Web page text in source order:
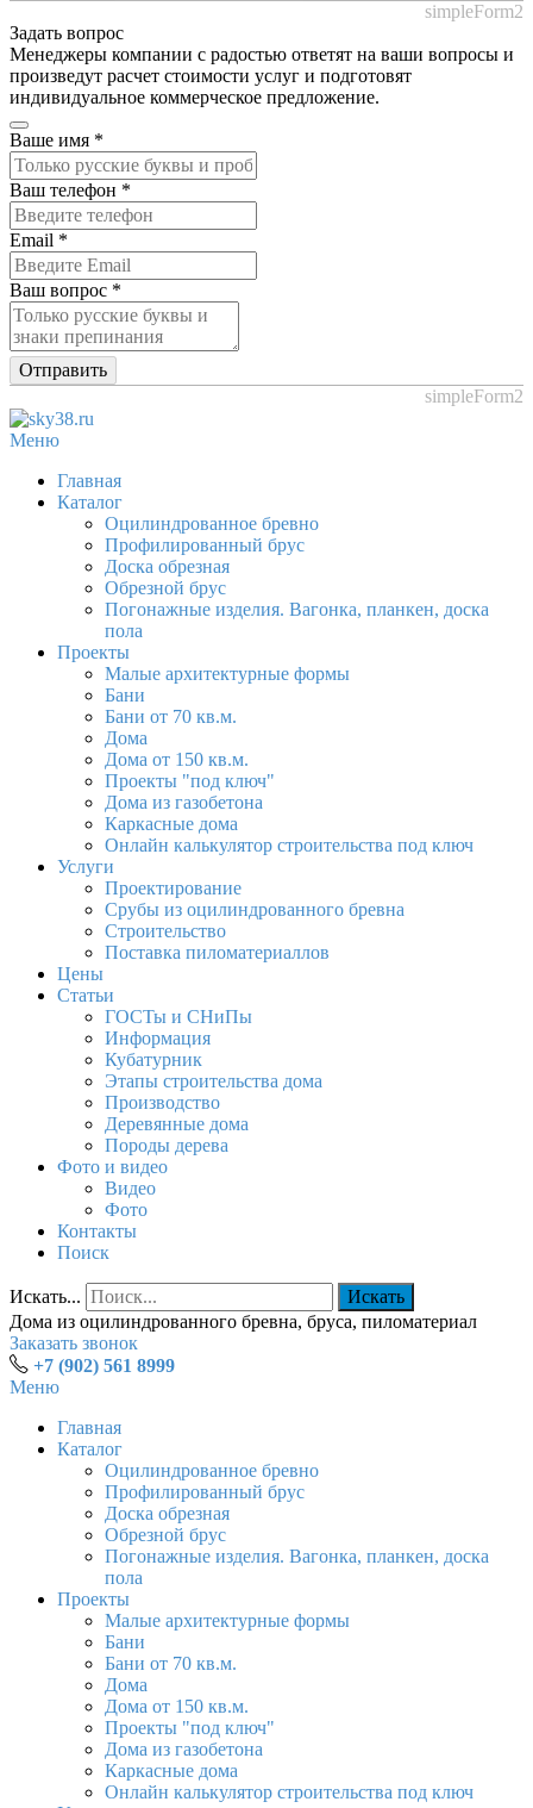
simpleForm2
Задать вопрос
Менеджеры компании с радостью ответят на ваши вопросы и
произведут расчет стоимости услуг и подготовят
индивидуальное коммерческое предложение.
Ваше имя *
Ваш телефон *
Email *
Ваш вопрос *
Отправить
simpleForm2
Меню
Главная
Каталог
Оцилиндрованное бревно
Профилированный брус
Доска обрезная
Обрезной брус
Погонажные изделия. Вагонка, планкен, доска
пола
Проекты
Малые архитектурные формы
Бани
Бани от 70 кв.м.
Дома
Дома от 150 кв.м.
Проекты "под ключ"
Дома из газобетона
Каркасные дома
Онлайн калькулятор строительства под ключ
Услуги
Проектирование
Срубы из оцилиндрованного бревна
Строительство
Поставка пиломатериаллов
Цены
Статьи
ГОСТы и СНиПы
Информация
Кубатурник
Этапы строительства дома
Производство
Деревянные дома
Породы дерева
Фото и видео
Видео
Фото
Контакты
Поиск
Искать...
Искать
Дома из оцилиндрованного бревна, бруса, пиломатериал
Заказать звонок
+7 (902) 561 8999
Меню
Главная
Каталог
Оцилиндрованное бревно
Профилированный брус
Доска обрезная
Обрезной брус
Погонажные изделия. Вагонка, планкен, доска
пола
Проекты
Малые архитектурные формы
Бани
Бани от 70 кв.м.
Дома
Дома от 150 кв.м.
Проекты "под ключ"
Дома из газобетона
Каркасные дома
Онлайн калькулятор строительства под ключ